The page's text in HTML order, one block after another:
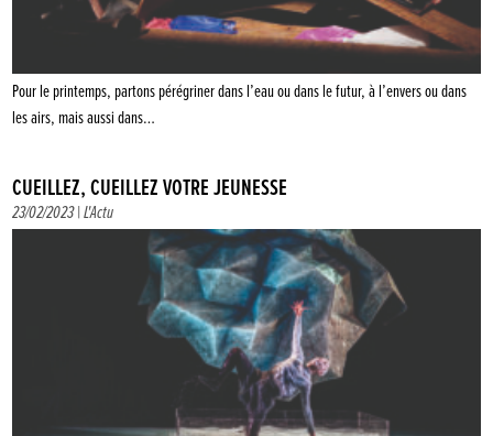
Pour le printemps, partons pérégriner dans l’eau ou dans le futur, à l’envers ou dans
les airs, mais aussi dans…
CUEILLEZ, CUEILLEZ VOTRE JEUNESSE
23/02/2023 |L'Actu